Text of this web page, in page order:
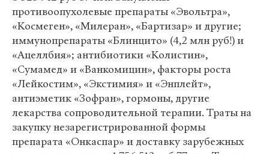
противоопухолевые препараты «Эвольтра»,
«Космеген», «Милеран», «Бартизар» и другие;
иммунопрепараты «Блинцито» (4,2 млн руб!) и
«Ацеллбия»; антибиотики «Колистин»,
«Сумамед» и «Ванкомицин», факторы роста
«Лейкостим», «Экстимия» и «Энплейт»,
антиэметик «Зофран», гормоны, другие
лекарства сопроводительной терапии. Траты на
закупку незарегистрированной формы
препарата «Онкаспар» и доставку зарубежных